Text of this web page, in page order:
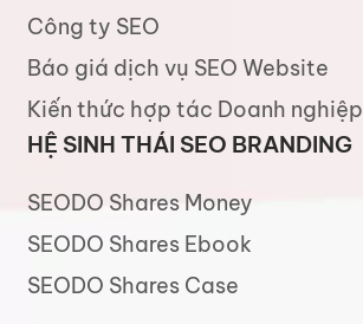
Công ty SEO
Báo giá dịch vụ SEO Website
Kiến thức hợp tác Doanh nghiệp
HỆ SINH THÁI SEO BRANDING
SEODO Shares Money
SEODO Shares Ebook
SEODO Shares Case